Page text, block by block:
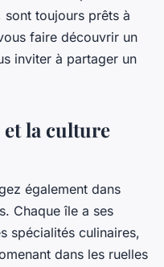
sont toujours prêts à
faire découvrir un
inviter à partager un
et la culture
également dans
Chaque île a ses
spécialités culinaires,
dans les ruelles